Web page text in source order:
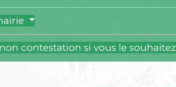
contestation si vous le souhaitez